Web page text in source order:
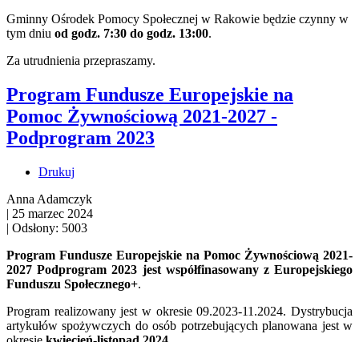
Gminny Ośrodek Pomocy Społecznej w Rakowie będzie czynny w
tym dniu od godz. 7:30 do godz. 13:00.
Za utrudnienia przepraszamy.
Program Fundusze Europejskie na
Pomoc Żywnościową 2021-2027 -
Podprogram 2023
Drukuj
Anna Adamczyk
| 25 marzec 2024
| Odsłony: 5003
Program Fundusze Europejskie na Pomoc Żywnościową 2021-
2027 Podprogram 2023 jest współfinasowany z Europejskiego
Funduszu Społecznego+.
Program realizowany jest w okresie 09.2023-11.2024. Dystrybucja
artykułów spożywczych do osób potrzebujących planowana jest w